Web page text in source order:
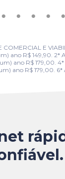
COMERCIAL E
ano R$ 149,90. 2*
ano R$ 179,00.
ano R$ 179,00.